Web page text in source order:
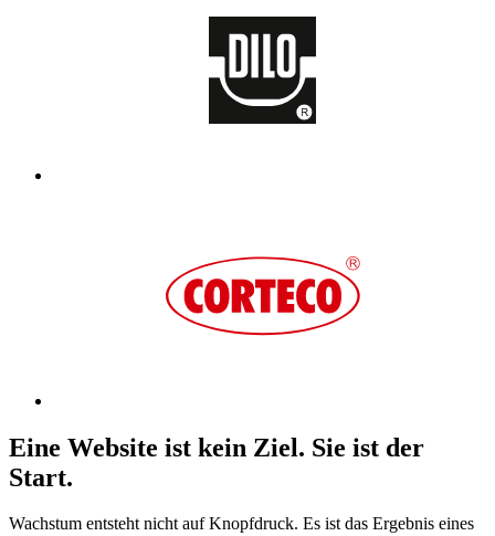
Eine Website ist kein Ziel. Sie ist der
Start.
Wachstum entsteht nicht auf Knopfdruck. Es ist das Ergebnis eines